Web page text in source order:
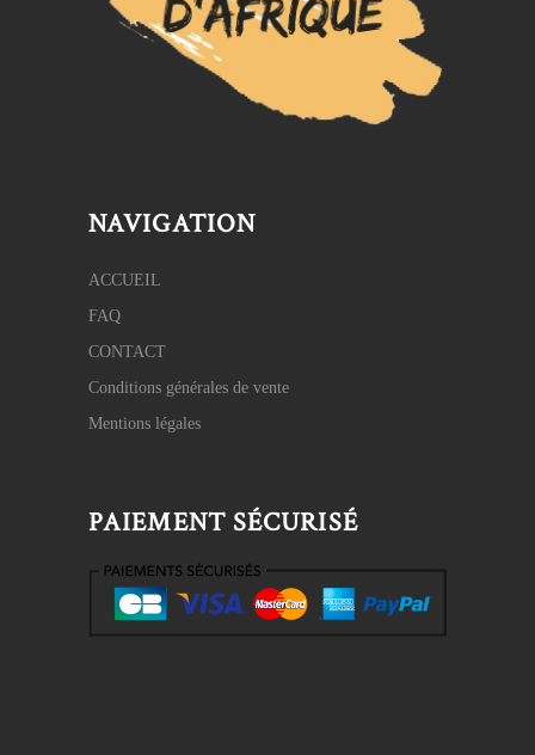
NAVIGATION
ACCUEIL
FAQ
CONTACT
Conditions générales de vente
Mentions légales
PAIEMENT SÉCURISÉ